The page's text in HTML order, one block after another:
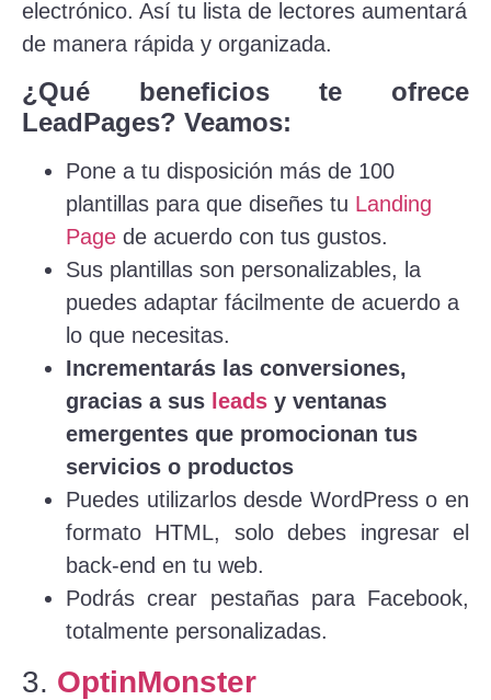
electrónico. Así tu lista de lectores aumentará
de manera rápida y organizada.
¿Qué beneficios te ofrece
LeadPages? Veamos:
Pone a tu disposición más de 100
plantillas para que diseñes tu Landing
Page de acuerdo con tus gustos.
Sus plantillas son personalizables, la
puedes adaptar fácilmente de acuerdo a
lo que necesitas.
Incrementarás las conversiones,
gracias a sus leads y ventanas
emergentes que promocionan tus
servicios o productos
Puedes utilizarlos desde WordPress o en
formato HTML, solo debes ingresar el
back-end en tu web.
Podrás crear pestañas para Facebook,
totalmente personalizadas.
3. OptinMonster